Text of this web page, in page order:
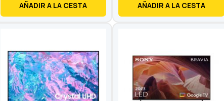
AÑADIR A LA CESTA AÑADIR A LA CESTA